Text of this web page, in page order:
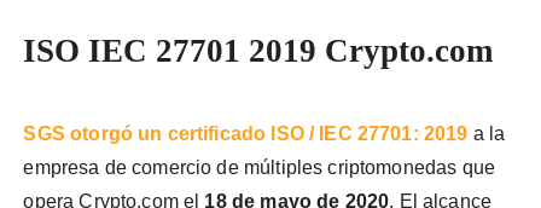
ISO IEC 27701 2019 Crypto.com
SGS otorgó un certificado ISO / IEC 27701: 2019 a la
empresa de comercio de múltiples criptomonedas que
opera Crypto.com el 18 de mayo de 2020. El alcance